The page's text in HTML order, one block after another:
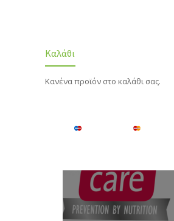
Καλάθι
Κανένα προϊόν στο καλάθι σας.